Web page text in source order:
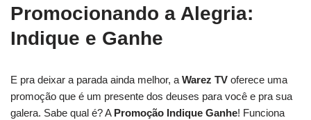
Promocionando a Alegria:
Indique e Ganhe
E pra deixar a parada ainda melhor, a Warez TV oferece uma
promoção que é um presente dos deuses para você e pra sua
galera. Sabe qual é? A Promoção Indique Ganhe! Funciona